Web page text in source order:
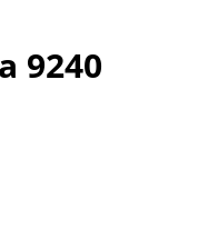
9240